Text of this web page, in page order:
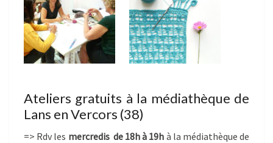
Ateliers gratuits à la médiathèque de
Lans en Vercors (38)
=> Rdv les mercredis de 18h à 19h à la médiathèque de